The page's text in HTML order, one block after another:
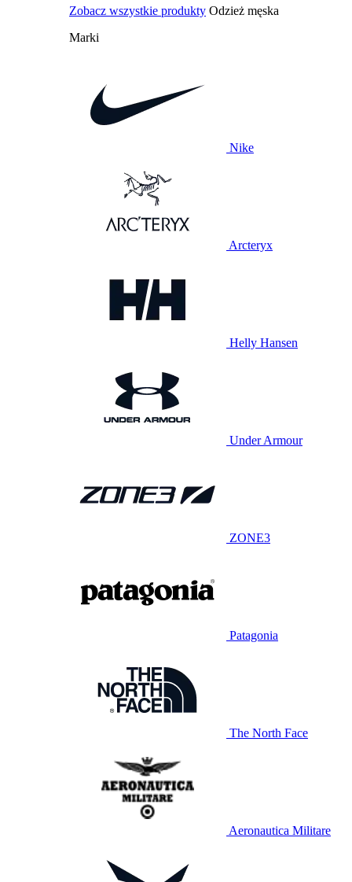
Zobacz wszystkie produkty Odzież męska
Marki
Nike
Arcteryx
Helly Hansen
Under Armour
ZONE3
Patagonia
The North Face
Aeronautica Militare